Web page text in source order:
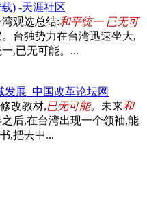
) -天涯社区
观选总结:和平统一 已无可
台独势力在台湾迅速坐大,
,已无可能。...
发展_中国改革论坛网
改教材,已无可能。未来和
后,在台湾出现一个领袖,能
,把去中...